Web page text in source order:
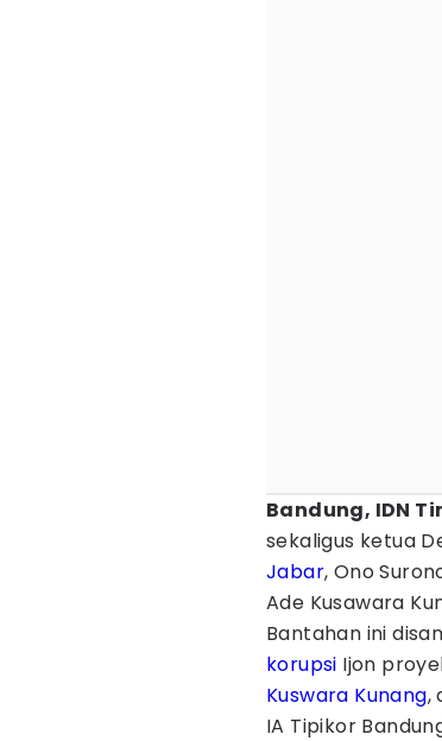
Bandung, IDN
sekaligus ketua
Jabar, Ono
Ade Kusawara
Bantahan ini
korupsi Ijon
Kuswara Kunang,
IA Tipikor